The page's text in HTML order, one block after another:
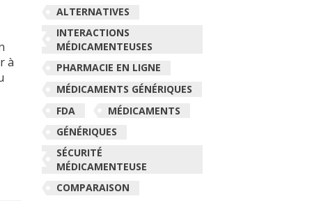
à
ALTERNATIVES
INTERACTIONS
MÉDICAMENTEUSES
PHARMACIE EN LIGNE
MÉDICAMENTS GÉNÉRIQUES
FDA
MÉDICAMENTS
GÉNÉRIQUES
SÉCURITÉ
MÉDICAMENTEUSE
COMPARAISON